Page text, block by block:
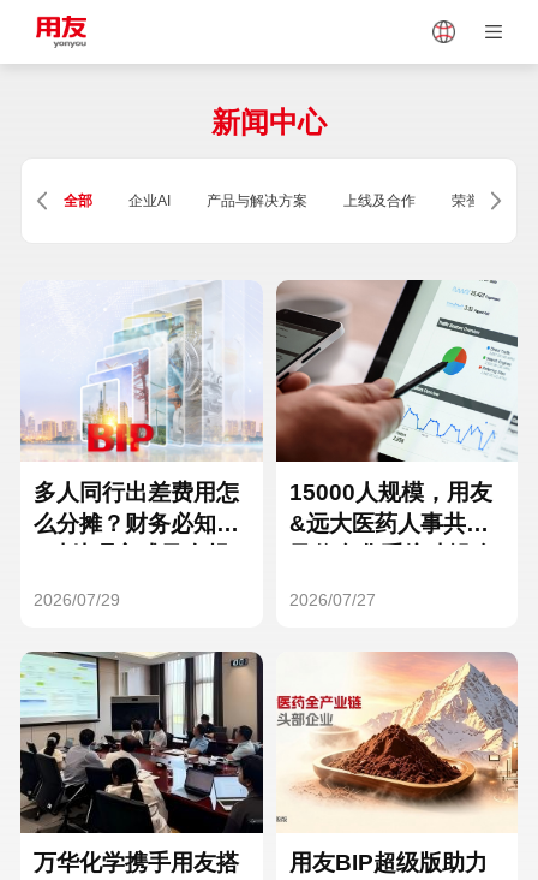
Vietnam
Singapore Malaysia
Thailand
Turkey
Hungary Mexico
Hong Kong Macau
新闻中心
全部 企业AI 产品与解决方案 上线及合作 荣誉及资质
多人同行出差费用怎
么分摊？财务必知的
2026/07/29
15000人规模，用友
&远大医药人事共享
2026/07/27
万华化学携手用友搭
用友BIP超级版助力